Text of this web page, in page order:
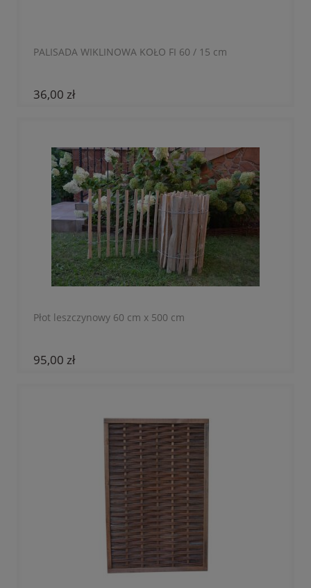
PALISADA WIKLINOWA KOŁO FI 60 / 15 cm
36,00 zł
Płot leszczynowy 60 cm x 500 cm
95,00 zł